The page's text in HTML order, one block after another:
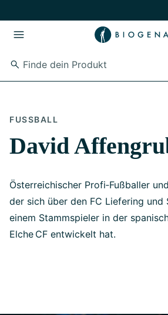
FUSSBALL
David
Österreichischer Profi‑Fußballer
der sich über den FC Liefering und
einem Stammspieler in der
Elche CF entwickelt hat.